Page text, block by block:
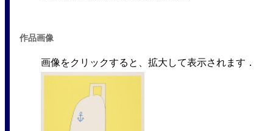
作品画像
画像をクリックすると、拡大して表示されます．